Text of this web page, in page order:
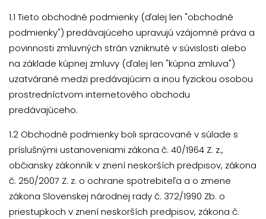
1.1 Tieto obchodné podmienky (ďalej len "obchodné
podmienky") predávajúceho upravujú vzájomné práva a
povinnosti zmluvných strán vzniknuté v súvislosti alebo
na základe kúpnej zmluvy (ďalej len "kúpna zmluva")
uzatvárané medzi predávajúcim a inou fyzickou osobou
prostredníctvom internetového obchodu
predávajúceho.
1.2 Obchodné podmienky boli spracované v súlade s
príslušnými ustanoveniami zákona č. 40/1964 Z. z.,
občiansky zákonník v znení neskorších predpisov, zákona
č. 250/2007 Z. z. o ochrane spotrebiteľa a o zmene
zákona Slovenskej národnej rady č. 372/1990 Zb. o
priestupkoch v znení neskorších predpisov, zákona č.